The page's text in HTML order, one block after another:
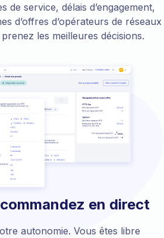
de service, délais d’engagement,
d’offres d’opérateurs de réseaux
les meilleures décisions.
en direct
autonomie. Vous êtes libre